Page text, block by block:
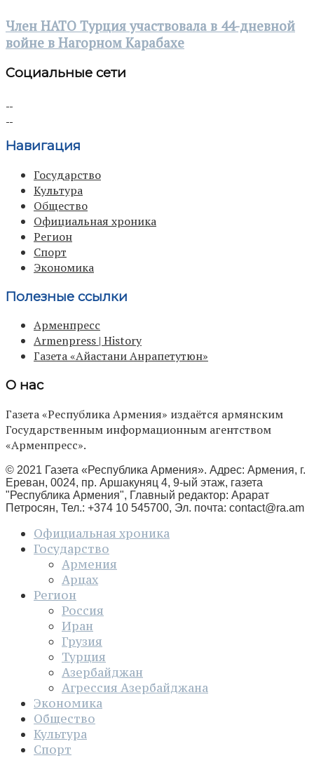
Член НАТО Турция участвовала в 44-дневной
войне в Нагорном Карабахе
Социальные сети
Навигация
Государство
Культура
Общество
Официальная хроника
Регион
Спорт
Экономика
Полезные ссылки
Арменпресс
Armenpress | History
Газета «Айастани Анрапетутюн»
О нас
Газета «Республика Армения» издаётся армянским
Государственным информационным агентством
«Арменпресс».
© 2021 Газета «Республика Армения». Адрес: Армения, г.
Ереван, 0024, пр. Аршакуняц 4, 9-ый этаж, газета
"Республика Армения", Главный редактор: Арарат
Петросян, Тел.: +374 10 545700, Эл. почта: contact@ra.am
Официальная хроника
Государство
Армения
Арцах
Регион
Россия
Иран
Грузия
Турция
Азербайджан
Агрессия Азербайджана
Экономика
Общество
Культура
Спорт